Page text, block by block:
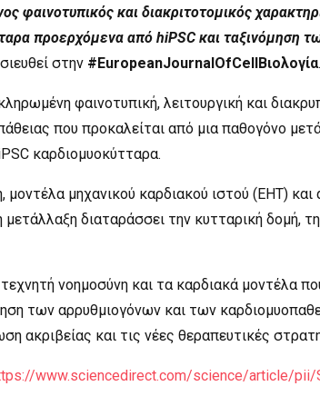
φαινοτυπικός και διακριτοτομικός
προερχόμενα από hiPSC και ταξινόμηση
στην #EuropeanJournalOfCellΒιολογία.
φαινοτυπική, λειτουργική και
που προκαλείται από μια παθογόνο
καρδιομυοκύτταρα.
μοντέλα μηχανικού καρδιακού ιστού (EHT)
διαταράσσει την κυτταρική δομή, τη
νοημοσύνη και τα καρδιακά μοντέλα
των αρρυθμιογόνων και των
ακριβείας και τις νέες θεραπευτικές
www.sciencedirect.com/science/article/pii/